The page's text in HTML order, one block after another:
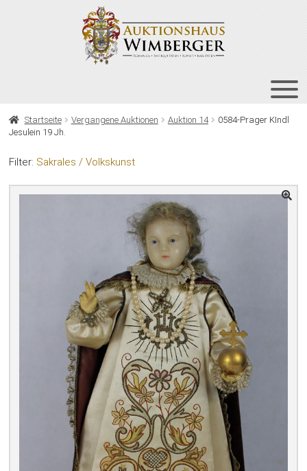
HOME
VERGANGENE AUKTIONEN
NEWSLETTER
Startseite Vergangene Auktionen Auktion 14
0584-Prager KIndl
Jesulein 19 Jh.
Filter: Sakrales / Volkskunst